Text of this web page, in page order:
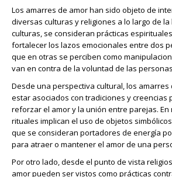
Los amarres de amor han sido objeto de
diversas culturas y religiones a lo largo de la
culturas, se consideran prácticas
fortalecer los lazos emocionales entre dos
que en otras se perciben como
van en contra de la voluntad de las
Desde una perspectiva cultural, los
estar asociados con tradiciones y creencias
reforzar el amor y la unión entre parejas. En
rituales implican el uso de objetos
que se consideran portadores de energía
para atraer o mantener el amor de una
Por otro lado, desde el punto de vista
amor pueden ser vistos como prácticas